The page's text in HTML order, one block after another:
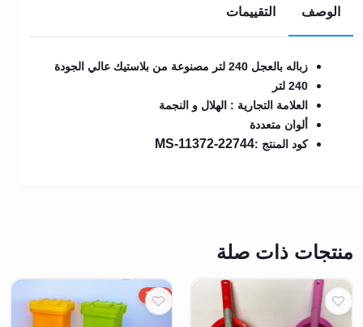
الوصف التقييمات
زباله بالعجل 240 لتر مصنوعة من بلاستيك عالي الجودة
240 لتر
العلامة التجارية : الهلال و النجمة
ألوان متعددة
كود المنتج :MS-11372-22744
منتجات ذات صلة
15%